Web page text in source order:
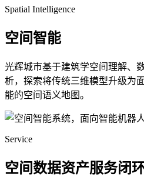
Spatial Intelligence
空间智能
光辉城市基于建筑学空间理解、
析，探索将传统三维模型升级为
能的空间语义地图。
Service
空间数据资产服务闭